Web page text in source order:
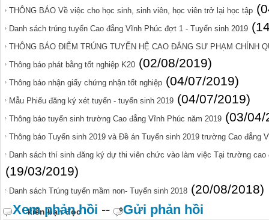
THÔNG BÁO Về việc cho học sinh, sinh viên, học viên trở lại học tập
Danh sách trúng tuyển Cao đẳng Vĩnh Phúc đợt 1 - Tuyển sinh 2019
THÔNG BÁO ĐIỂM TRÚNG TUYỂN HỆ CAO ĐẲNG SƯ PHẠM CHÍNH
Thông báo phát bằng tốt nghiệp K20 (02/08/2019)
Thông báo nhận giấy chứng nhận tốt nghiệp (04/07/2019)
Mẫu Phiếu đăng ký xét tuyển - tuyển sinh 2019 (04/07/2019)
Thông báo tuyển sinh trường Cao đẳng Vĩnh Phúc năm 2019 (03/04/
Thông báo Tuyển sinh 2019 và Đề án Tuyển sinh 2019 trường Cao đẳng
Danh sách thí sinh đăng ký dự thi viên chức vào làm việc Tại trường cao
(19/03/2019)
Danh sách Trúng tuyển mầm non- Tuyển sinh 2018 (20/08/2018)
kiến bạn đọc
Xem phản hồi -- Gửi phản hồi